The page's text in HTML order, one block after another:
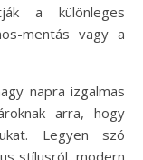
a különleges
mentás vagy a
napra izgalmas
arra, hogy
Legyen szó
stílusról, modern